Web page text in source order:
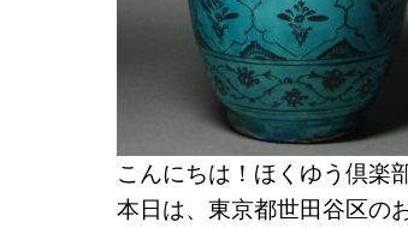
こんにちは！ほくゆう倶楽
本日は、東京都世田谷区の